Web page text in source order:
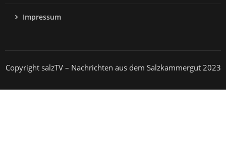
Impressum
Copyright salzTV – Nachrichten aus dem Salzkammergut 2023